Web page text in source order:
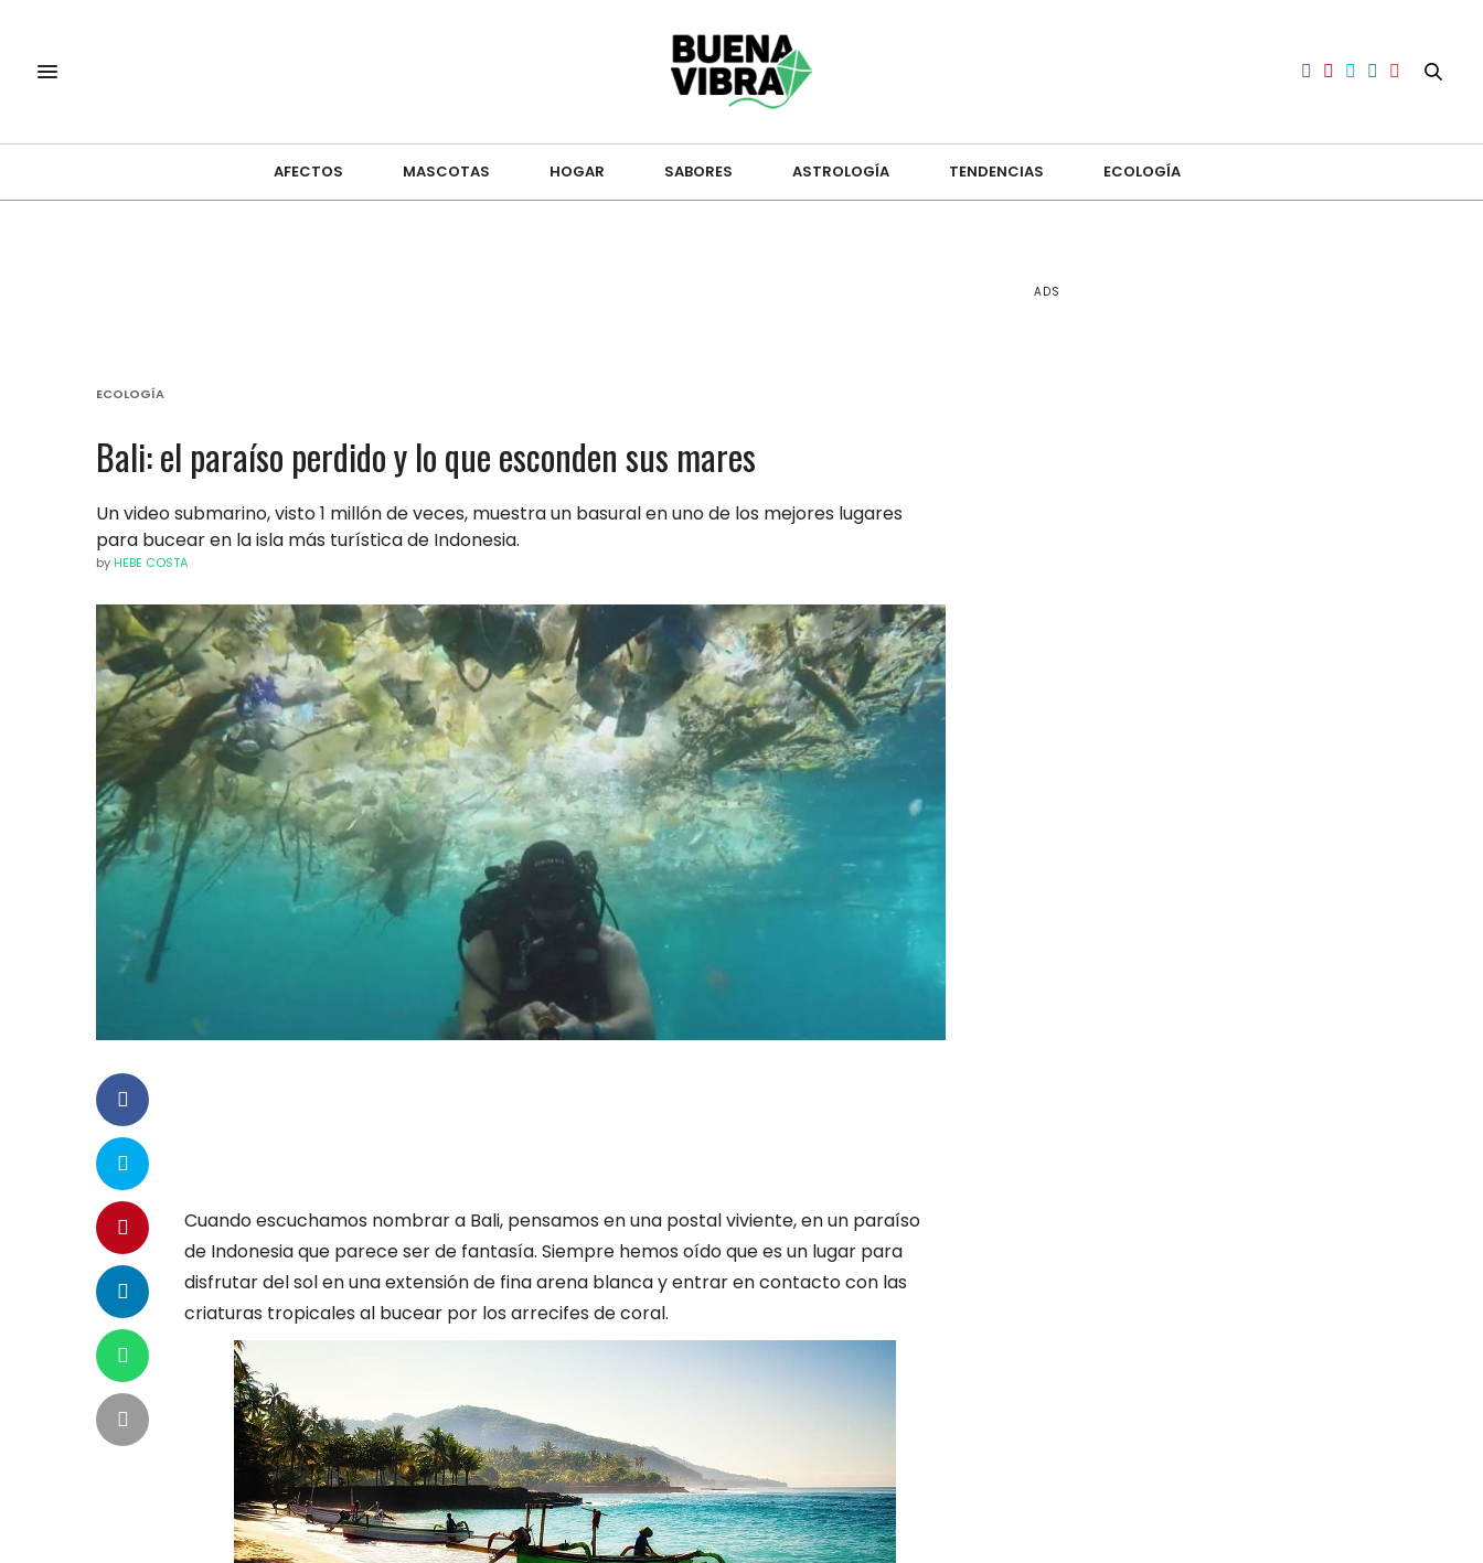
AFECTOS MASCOTAS HOGAR SABORES ASTROLOGÍA TENDENCIAS ECOLOGÍA
ECOLOGÍA
Bali: el paraíso perdido y lo que esconden sus mares
Un video submarino, visto 1 millón de veces, muestra un basural en uno de los mejores lugares
para bucear en la isla más turística de Indonesia.
by HEBE COSTA
Cuando escuchamos nombrar a Bali, pensamos en una postal viviente, en un paraíso
de Indonesia que parece ser de fantasía. Siempre hemos oído que es un lugar para
disfrutar del sol en una extensión de fina arena blanca y entrar en contacto con las
criaturas tropicales al bucear por los arrecifes de coral.
ADS